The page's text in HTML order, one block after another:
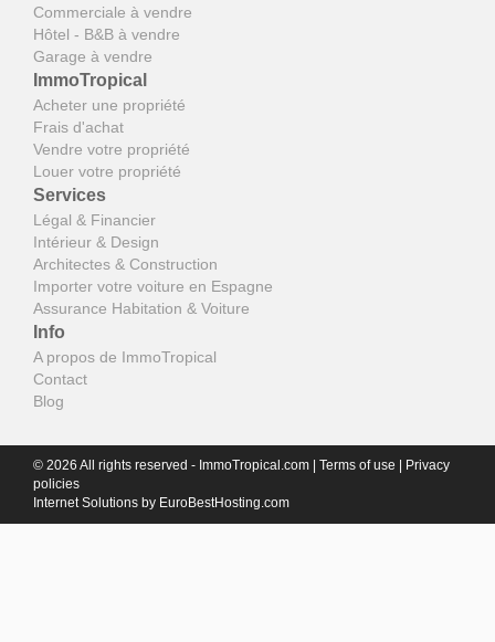
Commerciale à vendre
Hôtel - B&B à vendre
Garage à vendre
ImmoTropical
Acheter une propriété
Frais d'achat
Vendre votre propriété
Louer votre propriété
Services
Légal & Financier
Intérieur & Design
Architectes & Construction
Importer votre voiture en Espagne
Assurance Habitation & Voiture
Info
A propos de ImmoTropical
Contact
Blog
© 2026 All rights reserved - ImmoTropical.com | Terms of use | Privacy
policies
Internet Solutions by EuroBestHosting.com